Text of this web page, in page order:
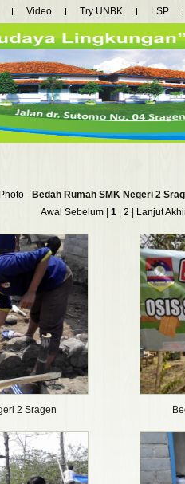
Video Try UNBK LSP
- Bedah Rumah SMK Negeri 2
Awal Sebelum | 1 | 2 | Lanjut
2 Sragen